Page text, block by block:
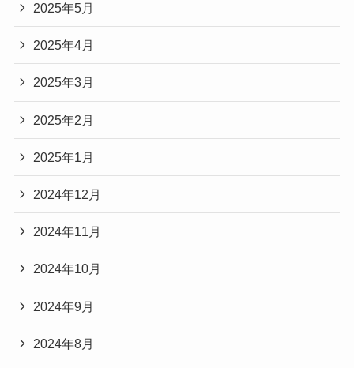
2025年5月
2025年4月
2025年3月
2025年2月
2025年1月
2024年12月
2024年11月
2024年10月
2024年9月
2024年8月